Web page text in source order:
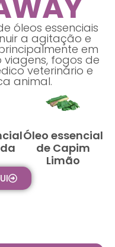
óleos essenciais
a agitação e
em
fogos de
veterinário e
animal.
Óleo essencial
de Capim
Limão